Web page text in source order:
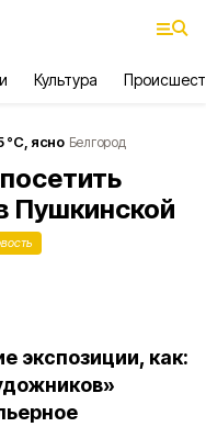
Культура
°С, ясно Белгород
Пушкинской
экспозиции, как: